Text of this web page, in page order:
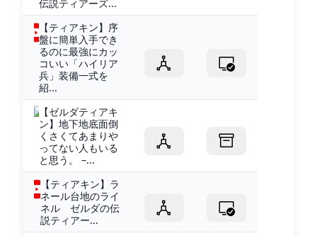
伝説ティアーズ...
【ティアキン】序
盤に簡単入手でき
るのに最強にカッ
コいい「ハイリア
兵」装備一式を
紹...
【ゼルダティアキ
ン】地下地底面倒
くさくてあまりや
ってない人もいる
と思う。 –...
【ティアキン】ラ
ネール台地のライ
ネル ゼルダの伝
説ティアー...